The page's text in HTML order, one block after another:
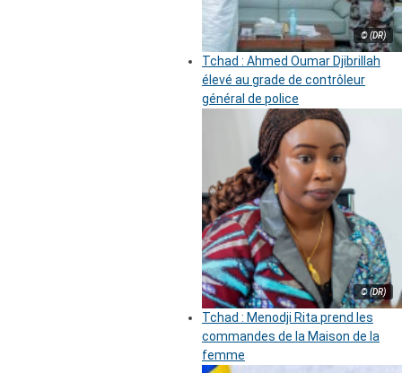
© (DR)
Tchad : Ahmed Oumar Djibrillah
élevé au grade de contrôleur
général de police
© (DR)
Tchad : Menodji Rita prend les
commandes de la Maison de la
femme